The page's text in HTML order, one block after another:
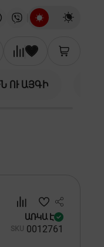
ՈՒ ԱՅԳԻ
ԱՌԿԱ Է
SKU 0012761